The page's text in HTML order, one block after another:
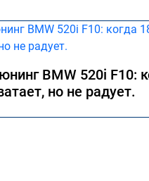
BMW 520i F10:
но не радует.